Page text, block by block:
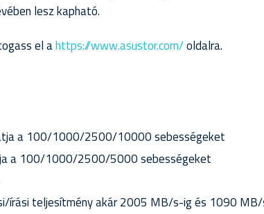
lesz kapható.
el ahttps://www.asustor.com/oldalra.
a 100/1000/2500/10000 sebességeket
a 100/1000/2500/5000 sebességeket
írási teljesítmény akár 2005 MB/s-ig és 1090